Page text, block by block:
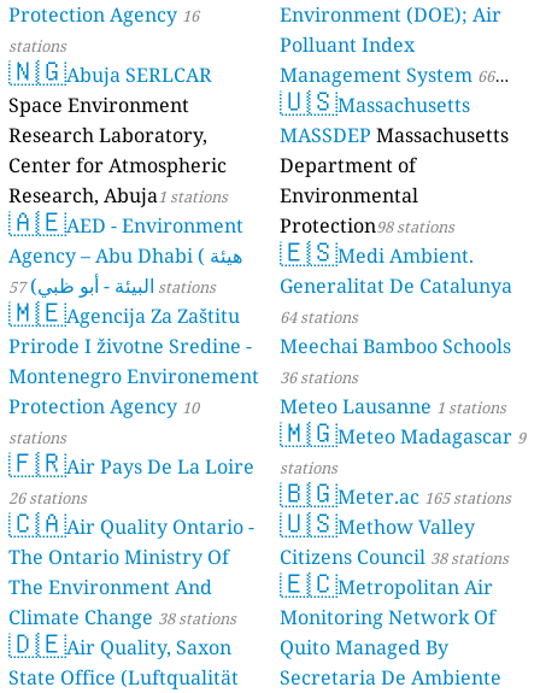
Protection Agency 16
stations
🇳🇬Abuja SERLCAR
Space Environment
Research Laboratory,
Center for Atmospheric
Research, Abuja1 stations
🇦🇪AED - Environment
Agency – Abu Dhabi ( هيئة
البيئة - أبو ظبي) 57 stations
🇲🇪Agencija Za Zaštitu
Prirode I životne Sredine -
Montenegro Environement
Protection Agency 10
stations
🇫🇷Air Pays De La Loire
26 stations
🇨🇦Air Quality Ontario -
The Ontario Ministry Of
The Environment And
Climate Change 38 stations
🇩🇪Air Quality, Saxon
State Office (Luftqualität
Environment (DOE); Air
Polluant Index
Management System 66
stations
🇺🇸Massachusetts
MASSDEP Massachusetts
Department of
Environmental
Protection98 stations
🇪🇸Medi Ambient.
Generalitat De Catalunya
64 stations
Meechai Bamboo Schools
36 stations
Meteo Lausanne 1 stations
🇲🇬Meteo Madagascar 9
stations
🇧🇬Meter.ac 165 stations
🇺🇸Methow Valley
Citizens Council 38 stations
🇪🇨Metropolitan Air
Monitoring Network Of
Quito Managed By
Secretaria De Ambiente